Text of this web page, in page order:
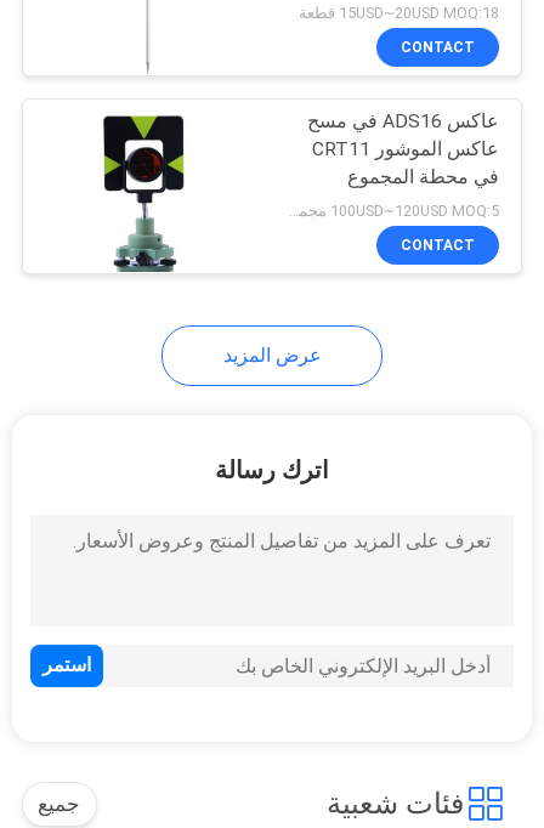
15USD~20USD MOQ:18 قطعة
CONTACT
عاكس ADS16 في مسح
عاكس الموشور CRT11
في محطة المجموع
100USD~120USD MOQ:5 مجموعات
CONTACT
عرض المزيد
اترك رسالة
فئات شعبية جميع